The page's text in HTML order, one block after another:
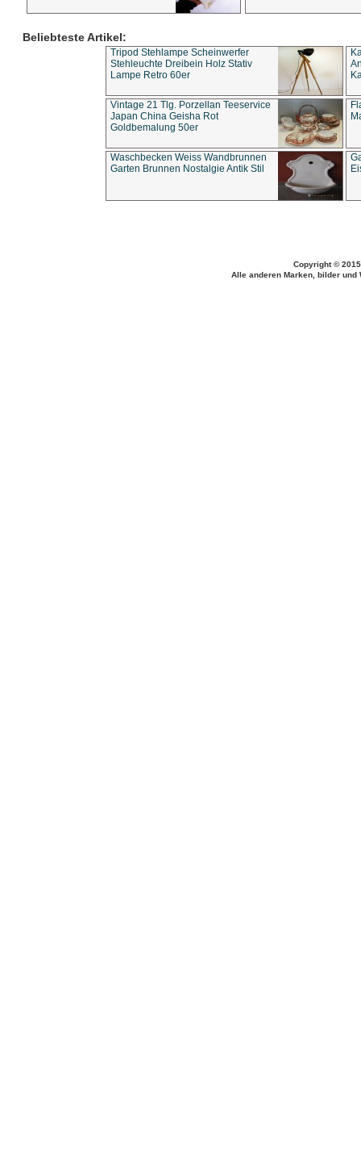
Beliebteste Artikel:
Tripod Stehlampe Scheinwerfer
Stehleuchte Dreibein Holz Stativ
Lampe Retro 60er
Vintage 21 Tlg. Porzellan Teeservice
Japan China Geisha Rot
Goldbemalung 50er
Waschbecken Weiss Wandbrunnen
Garten Brunnen Nostalgie Antik Stil
Copyright ©
Alle anderen Marken, bilder und